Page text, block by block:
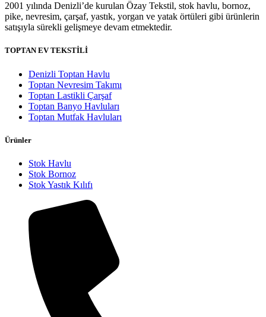
2001 yılında Denizli’de kurulan Özay Tekstil, stok havlu, bornoz,
pike, nevresim, çarşaf, yastık, yorgan ve yatak örtüleri gibi ürünlerin
satışıyla sürekli gelişmeye devam etmektedir.
TOPTAN EV TEKSTİLİ
Denizli Toptan Havlu
Toptan Nevresim Takımı
Toptan Lastikli Çarşaf
Toptan Banyo Havluları
Toptan Mutfak Havluları
Ürünler
Stok Havlu
Stok Bornoz
Stok Yastık Kılıfı